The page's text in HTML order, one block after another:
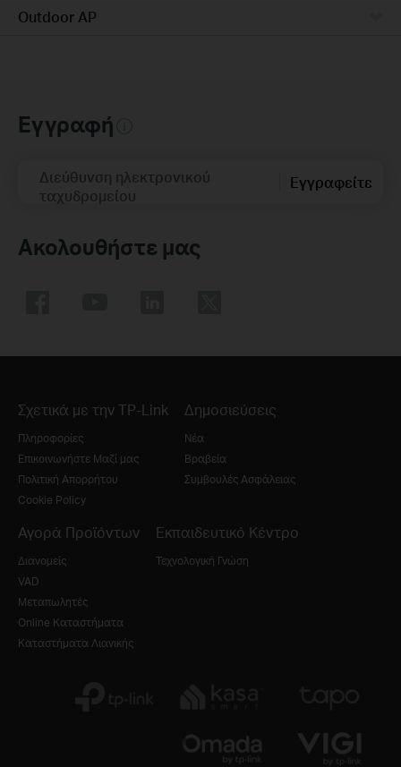
Outdoor AP
Εγγραφή
Διεύθυνση ηλεκτρονικού
ταχυδρομείου
Εγγραφείτε
Ακολουθήστε μας
Σχετικά με την TP-Link
Πληροφορίες
Επικοινωνήστε Μαζί μας
Πολιτική Απορρήτου
Cookie Policy
Δημοσιεύσεις
Νέα
Βραβεία
Συμβουλές Ασφάλειας
Αγορά Προϊόντων
Διανομείς
VAD
Μεταπωλητές
Online Καταστήματα
Καταστήματα Λιανικής
Εκπαιδευτικό Κέντρο
Τεχνολογική Γνώση